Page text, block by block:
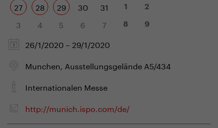
27 28 29 30 31 1 2
3 4 5 6 7 8 9
26/1/2020 – 29/1/2020
Munchen, Ausstellungsgelände A5/434
Internationalen Messe
http://munich.ispo.com/de/